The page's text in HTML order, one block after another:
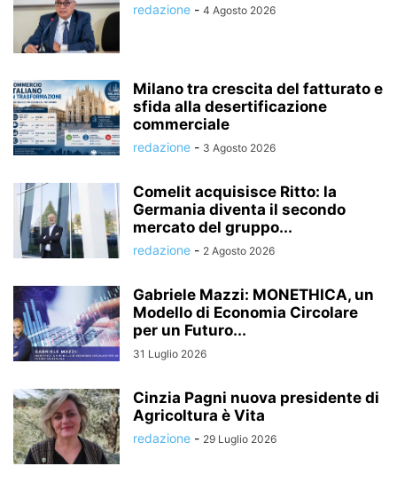
redazione - 4 Agosto 2026
Milano tra crescita del fatturato e
sfida alla desertificazione
commerciale
redazione - 3 Agosto 2026
Comelit acquisisce Ritto: la
Germania diventa il secondo
mercato del gruppo...
redazione - 2 Agosto 2026
Gabriele Mazzi: MONETHICA, un
Modello di Economia Circolare
per un Futuro...
31 Luglio 2026
Cinzia Pagni nuova presidente di
Agricoltura è Vita
redazione - 29 Luglio 2026